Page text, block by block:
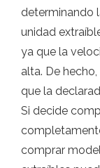
determinando
unidad
ya que la
alta. De
que la
Si decide
comprar